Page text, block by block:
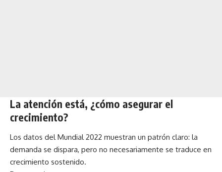
La atención está, ¿cómo asegurar el
crecimiento?
Los datos del Mundial 2022 muestran un patrón claro: la
demanda se dispara, pero no necesariamente se traduce en
crecimiento sostenido.